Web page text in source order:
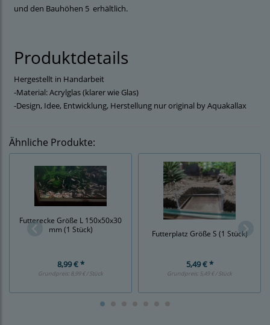
und den Bauhöhen 5 erhältlich.
Produktdetails
Hergestellt in Handarbeit
-Material: Acrylglas (klarer wie Glas)
-Design, Idee, Entwicklung, Herstellung nur original by Aquakallax
Ähnliche Produkte:
Futterecke Größe L 150x50x30
mm (1 Stück)
8,99 € *
Grundpreis:8,99 € / Stück
Futterplatz Größe S (1 Stück)
5,49 € *
Grundpreis:5,49 € / Stück